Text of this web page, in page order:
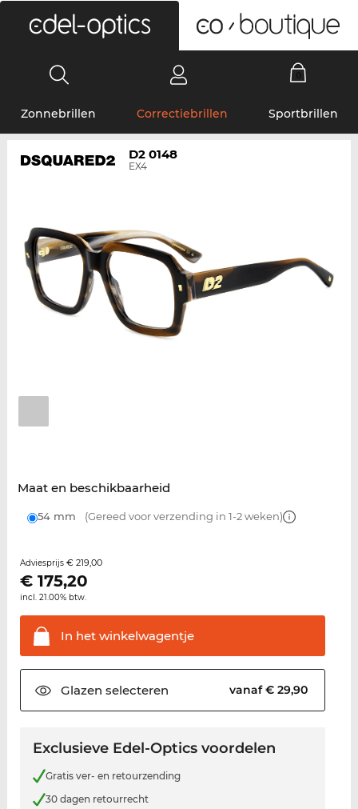
Zonnebrillen Correctiebrillen Sportbrillen
D2 0148
EX4
Maat en beschikbaarheid
54 mm (Gereed voor verzending in 1-2 weken)
Adviesprijs € 219,00
€ 175,20
incl. 21.00% btw.
In hetwinkelwagentje
Glazen selecteren vanaf € 29,90
Exclusieve Edel-Optics voordelen
Gratis ver- en retourzending
30 dagen retourrecht